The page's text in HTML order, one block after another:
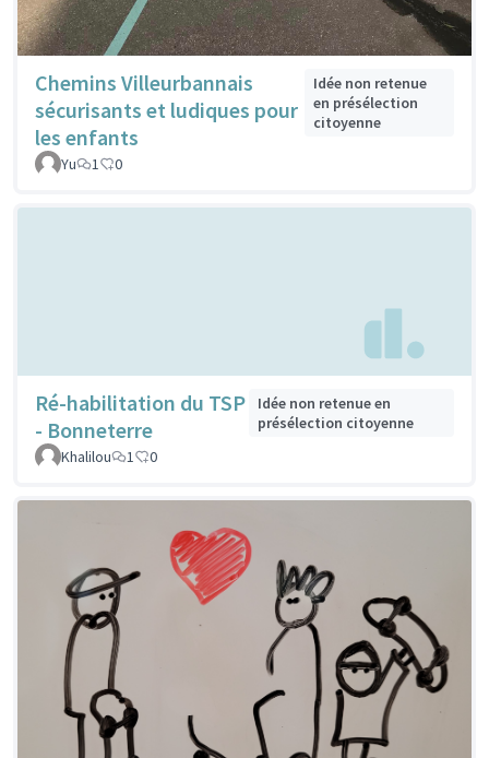
Chemins Villeurbannais
sécurisants et ludiques pour
les enfants
Idée non retenue
en présélection
citoyenne
Yu 1 0
Ré-habilitation du TSP
- Bonneterre
Idée non retenue en
présélection citoyenne
Khalilou
1 0